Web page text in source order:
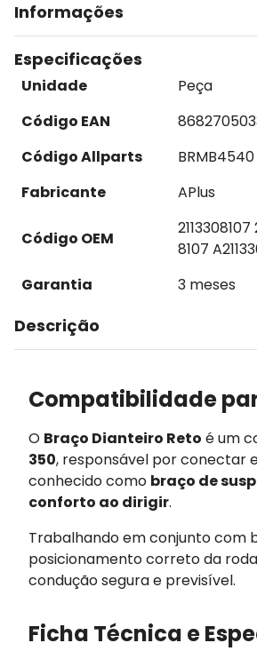
Informações
Especificações
Unidade
Peça
Código EAN
Código Allparts
BRMB4540
Fabricante
APlus
Código OEM
2113308107
8107
Garantia
3 meses
Descrição
Compatibilidade
O Braço Dianteiro Reto é um
350, responsável por conectar
conhecido como braço de
conforto ao dirigir.
Trabalhando em conjunto com
posicionamento correto da
condução segura e previsível.
Ficha Técnica e